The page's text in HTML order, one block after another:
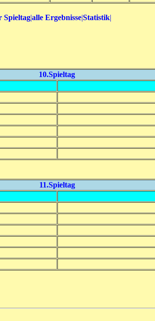
Spieltag|alle Ergebnisse|Statistik|
10.Spieltag
11.Spieltag